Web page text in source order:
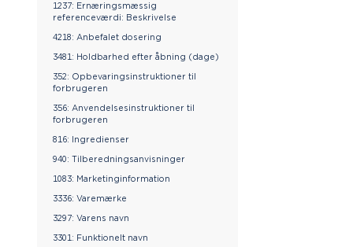
1237: Ernæringsmæssig
referenceværdi: Beskrivelse
4218: Anbefalet dosering
3481: Holdbarhed efter åbning (dage)
352: Opbevaringsinstruktioner til
forbrugeren
356: Anvendelsesinstruktioner til
forbrugeren
816: Ingredienser
940: Tilberedningsanvisninger
1083: Marketinginformation
3336: Varemærke
3297: Varens navn
3301: Funktionelt navn